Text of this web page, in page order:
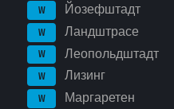
W Йозефштадт
W Ландштрасе
W Леопольдштадт
W Лизинг
W Маргаретен